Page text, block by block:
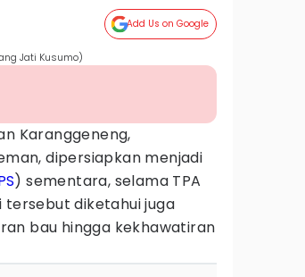
Add Us on Google
Jati Kusumo)
Karanggeneng,
dipersiapkan menjadi
) sementara, selama TPA
tersebut diketahui juga
bau hingga kekhawatiran